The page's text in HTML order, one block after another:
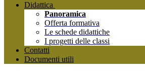
Didattica
Panoramica
Offerta formativa
Le schede didattiche
I progetti delle classi
Contatti
Documenti utili